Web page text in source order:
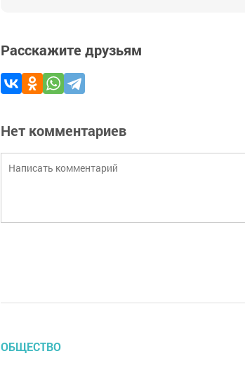
Расскажите друзьям
Нет комментариев
ОБЩЕСТВО